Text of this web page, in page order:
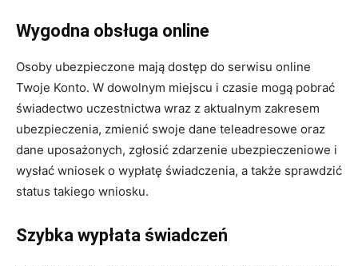
Wygodna obsługa online
Osoby ubezpieczone mają dostęp do serwisu online
Twoje Konto. W dowolnym miejscu i czasie mogą pobrać
świadectwo uczestnictwa wraz z aktualnym zakresem
ubezpieczenia, zmienić swoje dane teleadresowe oraz
dane uposażonych, zgłosić zdarzenie ubezpieczeniowe i
wysłać wniosek o wypłatę świadczenia, a także sprawdzić
status takiego wniosku.
Szybka wypłata świadczeń